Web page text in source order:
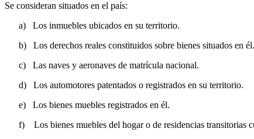
Se consideran situados en el país:
a)
Los inmuebles ubicados en su territorio.
b)
Los derechos reales constituidos sobre bienes situados en él.
c)
Las naves y aeronaves de matrícula nacional.
d)
Los automotores patentados o registrados en su territorio.
e)
Los bienes muebles registrados en él.
f)
Los bienes muebles del hogar o de residencias transitorias